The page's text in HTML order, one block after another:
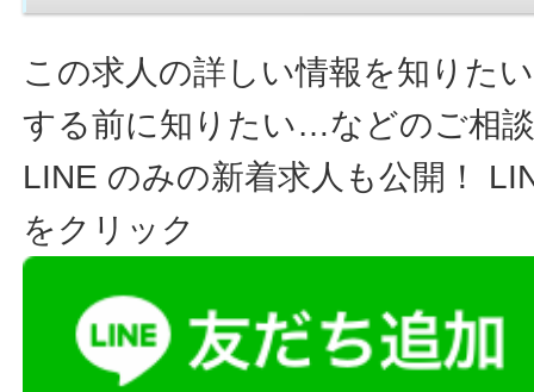
この求人の詳しい情報を知りた
する前に知りたい…などのご相
LINE のみの新着求人も公開！
をクリック